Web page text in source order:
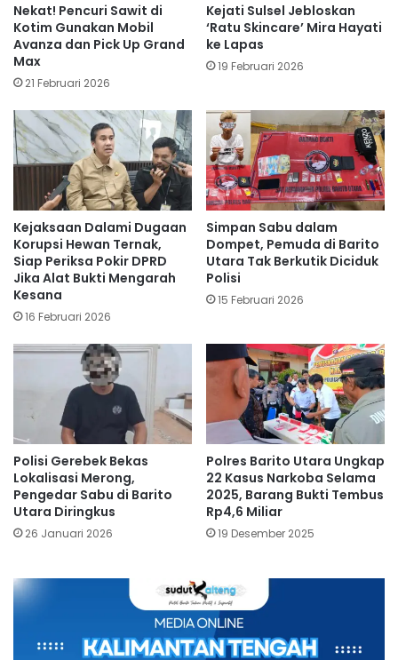
Nekat! Pencuri Sawit di
Kotim Gunakan Mobil
Avanza dan Pick Up Grand
Max
21 Februari 2026
Kejati Sulsel Jebloskan
‘Ratu Skincare’ Mira Hayati
ke Lapas
19 Februari 2026
Kejaksaan Dalami Dugaan
Korupsi Hewan Ternak,
Siap Periksa Pokir DPRD
Jika Alat Bukti Mengarah
Kesana
16 Februari 2026
Simpan Sabu dalam
Dompet, Pemuda di Barito
Utara Tak Berkutik Diciduk
Polisi
15 Februari 2026
Polisi Gerebek Bekas
Lokalisasi Merong,
Pengedar Sabu di Barito
Utara Diringkus
26 Januari 2026
Polres Barito Utara Ungkap
22 Kasus Narkoba Selama
2025, Barang Bukti Tembus
Rp4,6 Miliar
19 Desember 2025